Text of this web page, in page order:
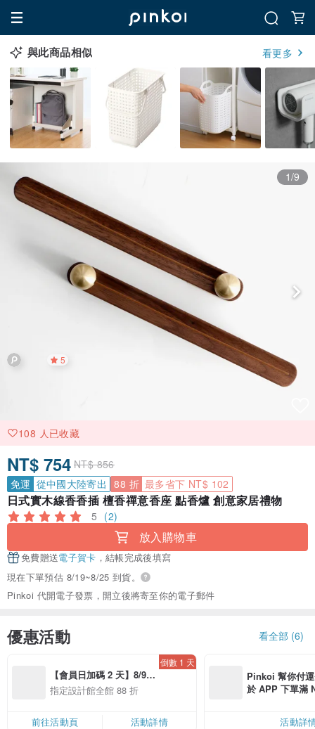
與此商品相似 看更多
1/9
5
108 人已收藏
NT$ 754 NT$ 856
免運 從中國大陸寄出 88 折 最多省下 NT$ 102
日式實木線香香插 檀香禪意香座 點香爐 創意家居禮物
5 (2)
放入購物車
免費贈送電子賀卡 ，結帳完成後填寫
現在下單預估 8/19~8/25 到貨。
Pinkoi 代開電子發票，開立後將寄至你的電子郵件
優惠活動 看全部 (6)
【會員日加碼 2 天】8/9-
8/10 精選設計限定 88 折
指定設計館全館 88 折
倒數 1 天
前往活動頁 活動詳情
Pinkoi 幫你付
於 APP 下單滿
活動詳